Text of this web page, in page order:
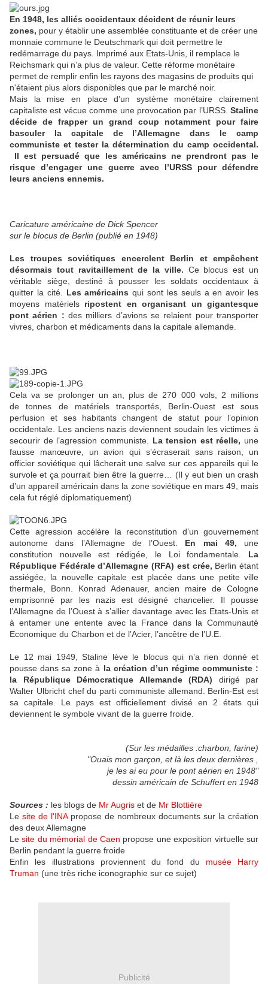
En 1948, les alliés occidentaux décident de réunir leurs
zones, pour y établir une assemblée constituante et de créer une
monnaie commune le Deutschmark qui doit permettre le
redémarrage du pays. Imprimé aux Etats-Unis, il remplace le
Reichsmark qui n’a plus de valeur. Cette réforme monétaire
permet de remplir enfin les rayons des magasins de produits qui
n'étaient plus alors disponibles que par le marché noir.
Mais la mise en place d’un système monétaire clairement
capitaliste est vécue comme une provocation par l’URSS. Staline
décide de frapper un grand coup notamment pour faire
basculer la capitale de l’Allemagne dans le camp
communiste et tester la détermination du camp occidental.
Il est persuadé que les américains ne prendront pas le
risque d’engager une guerre avec l’URSS pour défendre
leurs anciens ennemis.
Caricature américaine de Dick Spencer
sur le blocus de Berlin (publié en 1948)
Les troupes soviétiques encerclent Berlin et empêchent
désormais tout ravitaillement de la ville. Ce blocus est un
véritable siège, destiné à pousser les soldats occidentaux à
quitter la cité. Les américains qui sont les seuls a en avoir les
moyens matériels ripostent en organisant un gigantesque
pont aérien : des milliers d’avions se relaient pour transporter
vivres, charbon et médicaments dans la capitale allemande.
Cela va se prolonger un an, plus de 270 000 vols, 2 millions
de tonnes de matériels transportés, Berlin-Ouest est sous
perfusion et ses habitants changent de statut pour l’opinion
occidentale. Les anciens nazis deviennent soudain les victimes à
secourir de l’agression communiste. La tension est réelle, une
fausse manœuvre, un avion qui s’écraserait sans raison, un
officier soviétique qui lâcherait une salve sur ces appareils qui le
survole et ça pourrait bien être la guerre… (Il y eut bien un crash
d’un appareil américain dans la zone soviétique en mars 49, mais
cela fut réglé diplomatiquement)
Cette agression accélère la reconstitution d’un gouvernement
autonome dans l’Allemagne de l’Ouest. En mai 49, une
constitution nouvelle est rédigée, le Loi fondamentale. La
République Fédérale d’Allemagne (RFA) est crée, Berlin étant
assiégée, la nouvelle capitale est placée dans une petite ville
thermale, Bonn. Konrad Adenauer, ancien maire de Cologne
emprisonné par les nazis est désigné chancelier. Il pousse
l’Allemagne de l’Ouest à s’allier davantage avec les Etats-Unis et
à entamer une entente avec la France dans la Communauté
Economique du Charbon et de l’Acier, l’ancêtre de l’U.E.
Le 12 mai 1949, Staline lève le blocus qui n’a rien donné et
pousse dans sa zone à la création d’un régime communiste :
la République Démocratique Allemande (RDA) dirigé par
Walter Ulbricht chef du parti communiste allemand. Berlin-Est est
sa capitale. Le pays est officiellement divisé en 2 états qui
deviennent le symbole vivant de la guerre froide.
(Sur les médailles :charbon, farine)
"Ouais mon garçon, et là les deux dernières ,
je les ai eu pour le pont aérien en 1948"
dessin américain de Schuffert en 1948
Sources : les blogs de Mr Augris et de Mr Blottière
Le site de l'INApropose de nombreux documents sur la création
des deux Allemagne
Lesite du mémorial de Caen propose une exposition virtuelle sur
Berlin pendant la guerre froide
Enfin les illustrations proviennent du fond du musée Harry
Truman (une très riche iconographie sur ce sujet)
Publicité